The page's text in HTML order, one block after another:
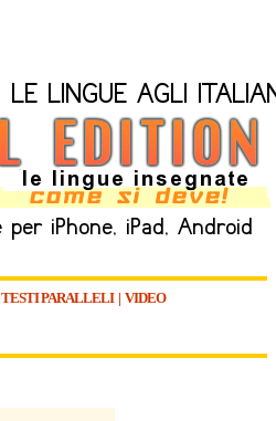
TESTI PARALLELI| VIDEO